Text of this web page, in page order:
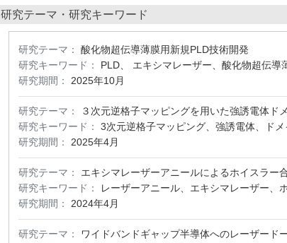
研究テーマ・研究キーワード
研究テーマ：
酸化物超伝導薄膜用新規PLD技術開発
研究キーワード：
PLD、 エキシマレーザー、酸化物超伝導
研究期間：
2025年10月
研究テーマ：
３次元逆格子マッピングを用いた強誘電体ド
研究キーワード：
3次元逆格子マッピング、強誘電体、ド
研究期間：
2025年4月
研究テーマ：
エキシマレーザーアニールによるホイスラー
研究キーワード：
レーザーアニール、エキシマレーザー、
研究期間：
2024年4月
研究テーマ：
ワイドバンドギャップ半導体へのレーザード